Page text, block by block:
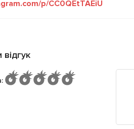
p/CC0QEtTAEiU
: